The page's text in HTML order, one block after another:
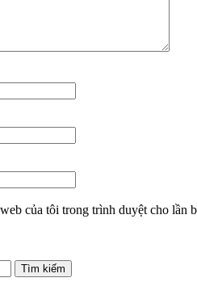
của tôi trong trình duyệt cho lần